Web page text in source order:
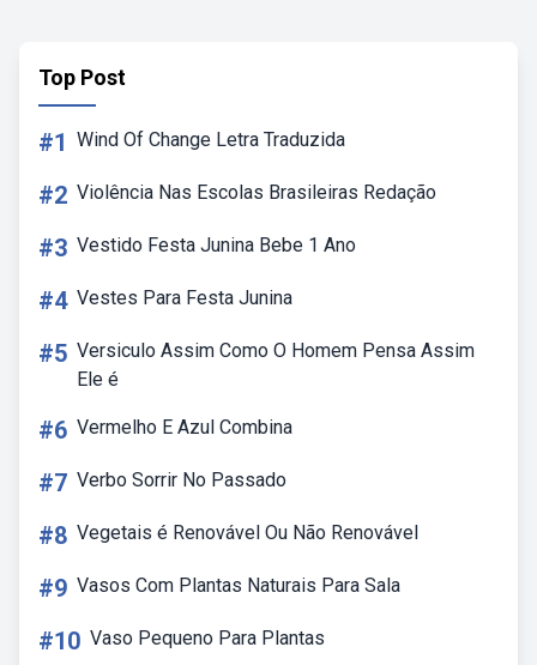
Top Post
#1 Wind Of Change Letra Traduzida
#2 Violência Nas Escolas Brasileiras Redação
#3 Vestido Festa Junina Bebe 1 Ano
#4 Vestes Para Festa Junina
#5 Versiculo Assim Como O Homem Pensa Assim
Ele é
#6 Vermelho E Azul Combina
#7 Verbo Sorrir No Passado
#8 Vegetais é Renovável Ou Não Renovável
#9 Vasos Com Plantas Naturais Para Sala
#10 Vaso Pequeno Para Plantas